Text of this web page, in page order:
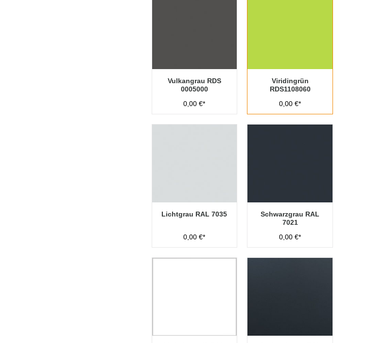
Vulkangrau RDS
0005000
0,00 €*
Viridingrün
RDS1108060
0,00 €*
Lichtgrau RAL 7035
0,00 €*
Schwarzgrau RAL
7021
0,00 €*